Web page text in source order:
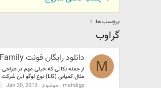
برچسب ها
گراوب
M
دانلود رایگان فونت Balls Family
از جمله نکاتی که خیلی مهم در
مثال کمپانی (LG) نوع لوگو این شرکت با شنیدن اسمش به ذهنمون...
mahdigp موضوع Jan 30, 2013